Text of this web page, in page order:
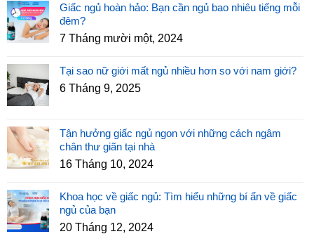
Giấc ngủ hoàn hảo: Bạn cần ngủ bao nhiêu tiếng mỗi
đêm?
7 Tháng mười một, 2024
Tại sao nữ giới mất ngủ nhiều hơn so với nam giới?
6 Tháng 9, 2025
Tận hưởng giấc ngủ ngon với những cách ngâm
chân thư giãn tại nhà
16 Tháng 10, 2024
Khoa học về giấc ngủ: Tìm hiểu những bí ẩn về giấc
ngủ của bạn
20 Tháng 12, 2024